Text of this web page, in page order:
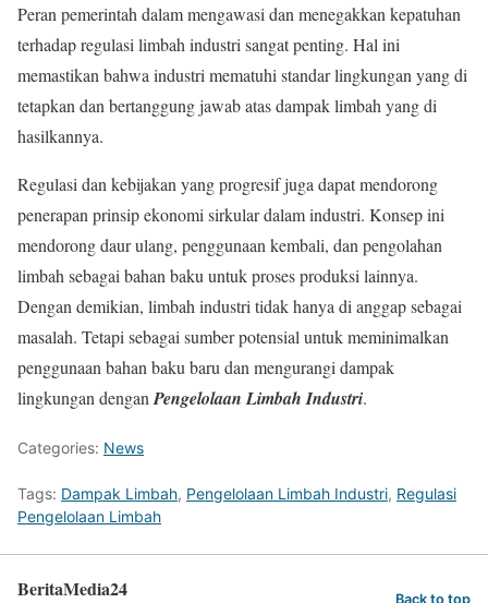
Peran pemerintah dalam mengawasi dan menegakkan kepatuhan
terhadap regulasi limbah industri sangat penting. Hal ini
memastikan bahwa industri mematuhi standar lingkungan yang di
tetapkan dan bertanggung jawab atas dampak limbah yang di
hasilkannya.
Regulasi dan kebijakan yang progresif juga dapat mendorong
penerapan prinsip ekonomi sirkular dalam industri. Konsep ini
mendorong daur ulang, penggunaan kembali, dan pengolahan
limbah sebagai bahan baku untuk proses produksi lainnya.
Dengan demikian, limbah industri tidak hanya di anggap sebagai
masalah. Tetapi sebagai sumber potensial untuk meminimalkan
penggunaan bahan baku baru dan mengurangi dampak
lingkungan dengan Pengelolaan Limbah Industri.
Categories: News
Tags: Dampak Limbah, Pengelolaan Limbah Industri, Regulasi
Pengelolaan Limbah
BeritaMedia24 Back to top